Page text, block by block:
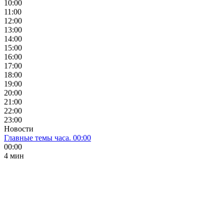
10:00
11:00
12:00
13:00
14:00
15:00
16:00
17:00
18:00
19:00
20:00
21:00
22:00
23:00
Новости
Главные темы часа. 00:00
00:00
4 мин